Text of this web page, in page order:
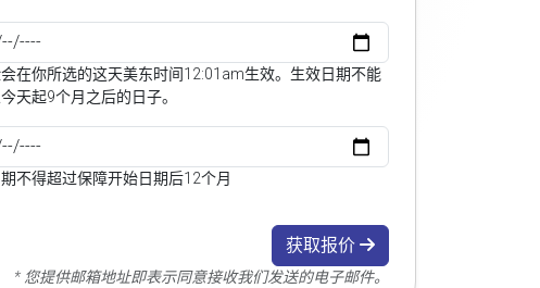
在你所选的这天美东时间12:01am生效。生效日期不能
天起9个月之后的日子。
不得超过保障开始日期后12个月
获取报价
* 您提供邮箱地址即表示同意接收我们发送的电子邮件。